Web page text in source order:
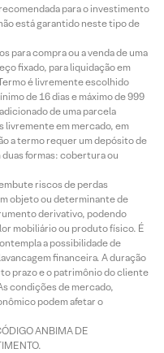
para o investimento
está garantido neste tipo de
para compra ou a venda de uma
fixado, para liquidação em
é livremente escolhido
de 16 dias e máximo de 999
de uma parcela
livremente em mercado, em
a termo requer um depósito de
duas formas: cobertura ou
riscos de perdas
objeto ou determinante de
derivativo, podendo
mobiliário ou produto físico. É
a possibilidade de
financeira. A duração
prazo e o patrimônio do cliente
condições de mercado,
podem afetar o
ANBIMA DE